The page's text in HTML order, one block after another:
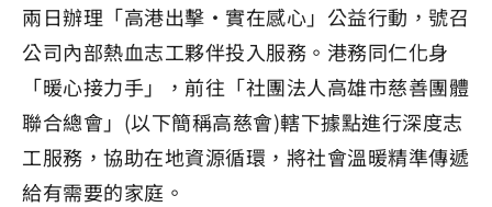
兩日辦理「高港出擊・實在感心」公益行動，號召
公司內部熱血志工夥伴投入服務。港務同仁化身
「暖心接力手」，前往「社團法人高雄市慈善團體
聯合總會」(以下簡稱高慈會)轄下據點進行深度志
工服務，協助在地資源循環，將社會溫暖精準傳遞
給有需要的家庭。